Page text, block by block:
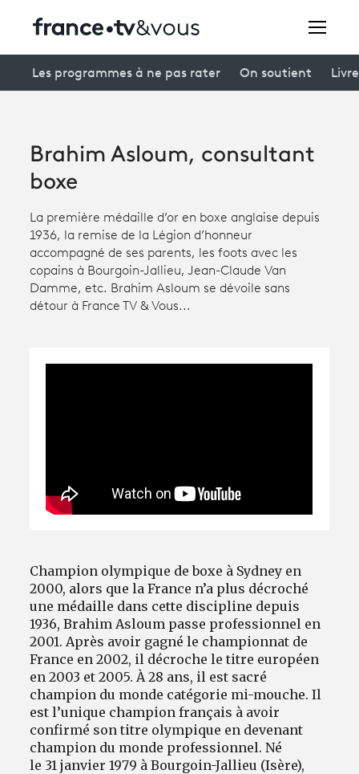
Creators
Participer et assister à une émission
À votre écoute
Productions et innovation
Les programmes à ne pas rater On soutient
Brahim Asloum, consultant
boxe
La première médaille d’or en boxe anglaise depuis
1936, la remise de la Légion d’honneur
accompagné de ses parents, les foots avec les
copains à Bourgoin-Jallieu, Jean-Claude Van
Damme, etc. Brahim Asloum se dévoile sans
détour à France TV & Vous...
Champion olympique de boxe à Sydney en
2000, alors que la France n’a plus décroché
une médaille dans cette discipline depuis
1936, Brahim Asloum passe professionnel en
2001. Après avoir gagné le championnat de
France en 2002, il décroche le titre européen
en 2003 et 2005. À 28 ans, il est sacré
champion du monde catégorie mi-mouche. Il
est l’unique champion français à avoir
confirmé son titre olympique en devenant
champion du monde professionnel. Né
le 31 janvier 1979 à Bourgoin-Jallieu (Isère),